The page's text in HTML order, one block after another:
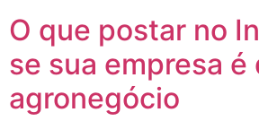
O que postar no
se sua empresa é
agronegócio